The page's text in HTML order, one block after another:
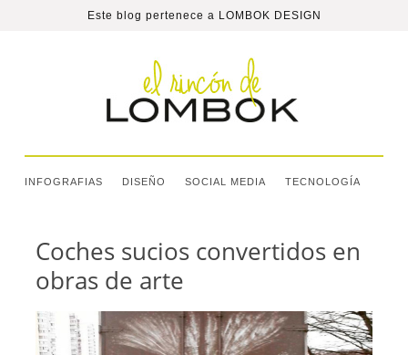
Este blog pertenece a LOMBOK DESIGN
INFOGRAFIAS DISEÑO SOCIAL MEDIA TECNOLOGÍA
Coches sucios convertidos en
obras de arte